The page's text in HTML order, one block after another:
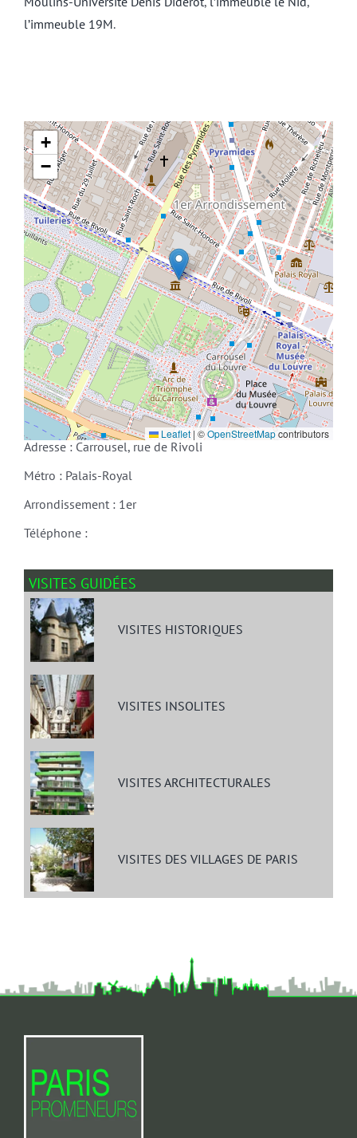
l’immeuble 19M.
+
−
Leaflet | ©OpenStreetMapcontributors
Adresse : Carrousel, rue de Rivoli
Métro : Palais-Royal
Arrondissement : 1er
Téléphone :
VISITES GUIDÉES
VISITES HISTORIQUES
VISITES INSOLITES
VISITES ARCHITECTURALES
VISITES DES VILLAGES DE PARIS